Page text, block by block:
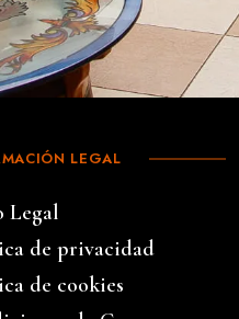
LEGAL
Legal
de privacidad
de cookies